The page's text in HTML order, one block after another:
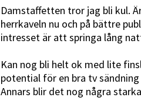
Damstaffetten tror jag bli kul.
herrkaveln nu och på bättre
intresset är att springa lång
Kan nog bli helt ok med lite
potential för en bra tv
Annars blir det nog några